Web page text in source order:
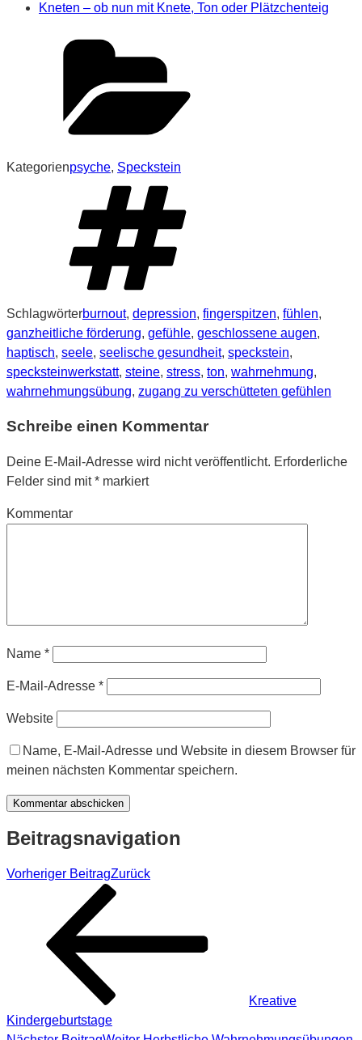
Kneten – ob nun mit Knete, Ton oder Plätzchenteig
Kategorienpsyche, Speckstein
Schlagwörterburnout, depression, fingerspitzen, fühlen,
ganzheitliche förderung, gefühle, geschlossene augen,
haptisch, seele, seelische gesundheit, speckstein,
specksteinwerkstatt, steine, stress, ton, wahrnehmung,
wahrnehmungsübung, zugang zu verschütteten gefühlen
Schreibe einen Kommentar
Deine E-Mail-Adresse wird nicht veröffentlicht. Erforderliche
Felder sind mit* markiert
Kommentar
Name *
E-Mail-Adresse *
Website
Name, E-Mail-Adresse und Website in diesem Browser für
meinen nächsten Kommentar speichern.
Beitragsnavigation
Vorheriger BeitragZurück
Kreative
Kindergeburtstage